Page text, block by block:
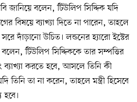
জানিয়ে বলেন, টিউলিপ সিদ্দিক যদি
বিষয়ে ব্যাখ্যা দিতে না পারেন, তাহলে
দাঁড়ানো উচিত। লন্ডনের হ্যারো ইস্টের
বলেন, টিউলিপ সিদ্দিককে তার সম্পত্তির
ব্যাখ্যা করতে হবে, আসলে তিনি কী
তিনি তা না করেন, তাহলে মন্ত্রী হিসেবে
হবে।